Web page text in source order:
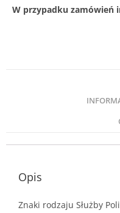
W przypadku zamówień
Opis
Znaki rodzaju Służby